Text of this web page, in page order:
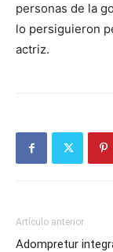
personas de la
lo persiguieron
actriz.
Artículo anterior
Adompretur